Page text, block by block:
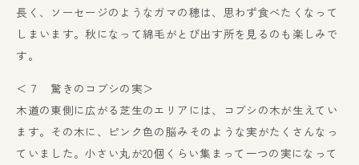
長く、ソーセージのようなガマの穂は、思わず食べたくなって
しまいます。秋になって綿毛がとび出す所を見るのも楽しみで
す。
＜７ 驚きのコブシの実＞
木道の東側に広がる芝生のエリアには、コブシの木が生えてい
ます。その木に、ピンク色の脳みそのような実がたくさんなっ
ていました。小さい丸が20個くらい集まって一つの実になって